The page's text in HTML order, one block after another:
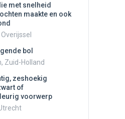
met snelheid
maakte en ook
bol
Zuid-Holland
zeshoekig
of
voorwerp